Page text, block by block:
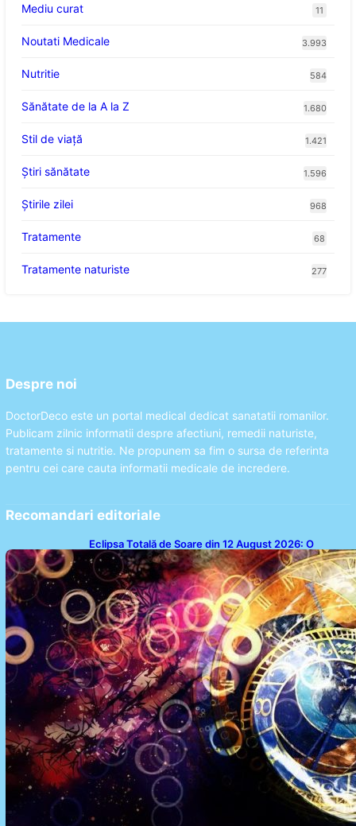
Mediu curat 11
Noutati Medicale 3.993
Nutritie 584
Sănătate de la A la Z 1.680
Stil de viaţă 1.421
Ştiri sănătate 1.596
Știrile zilei 968
Tratamente 68
Tratamente naturiste 277
Despre noi
DoctorDeco este un portal medical dedicat sanatatii romanilor.
Publicam zilnic informatii despre afectiuni, remedii naturiste,
tratamente si nutritie. Ne propunem sa fim o sursa de referinta
pentru cei care cauta informatii medicale de incredere.
Recomandari editoriale
Eclipsa Totală de Soare din 12 August 2026: O
Analiză a Impactului asupra Trei Zodii și a Ciclului de
18 Ani